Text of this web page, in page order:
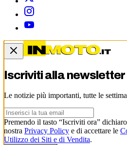
Iscriviti alla newsletter
Le notizie più importanti, tutte le
Premendo il tasto “Iscriviti ora”
nostra Privacy Policy e di accettare le
Utilizzo dei Siti e di Vendita.